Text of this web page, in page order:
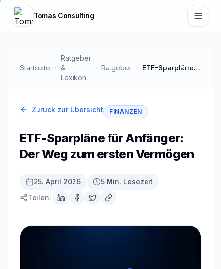
Zum Hauptinhalt springen
Tomas Consulting
Startseite
Ratgeber
&
Lexikon
Ratgeber ETF-Sparpläne für Anfänger: Der Weg zum ersten Vermögen
Zurück zur Übersicht FINANZEN
ETF-Sparpläne für Anfänger:
Der Weg zum ersten Vermögen
25. April 2026
5 Min. Lesezeit
Teilen: